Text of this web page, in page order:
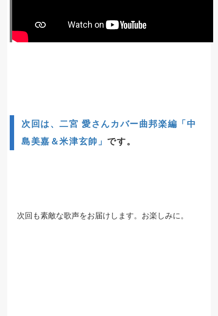
次回は、二宮 愛さんカバー曲邦楽編「中
島美嘉＆米津玄帥」 です。
次回も素敵な歌声をお届けします。お楽しみに。